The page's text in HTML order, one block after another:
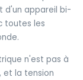
d'un appareil bi-
toutes les
n'est pas à
et la tension